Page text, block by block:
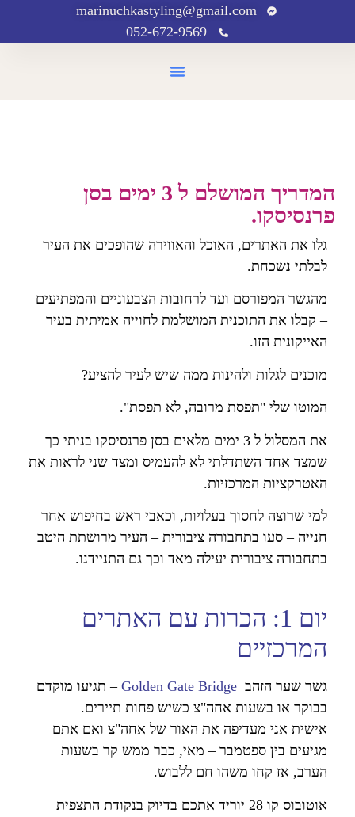
marinuchkastyling@gmail.com
052-672-9569
המדריך המושלם ל 3 ימים בסן
פרנסיסקו.​
גלו את האתרים, האוכל והאווירה שהופכים את העיר
לבלתי נשכחת.
מהגשר המפורסם ועד לרחובות הצבעוניים והמפתיעים
– קבלו את התוכנית המושלמת לחוייה אמיתית בעיר
האייקונית הזו.
מוכנים לגלות ולהינות ממה שיש לעיר להציע?
המוטו שלי "תפסת מרובה, לא תפסת".
את המסלול ל 3 ימים מלאים בסן פרנסיסקו בניתי כך
שמצד אחד השתדלתי לא להעמיס ומצד שני לראות את
האטרקציות המרכזיות.
למי שרוצה לחסוך בעלויות, וכאבי ראש בחיפוש אחר
חנייה – סעו בתחבורה ציבורית – העיר מרושתת היטב
בתחבורה ציבורית יעילה מאד וכך גם התניידנו.
יום 1: הכרות עם האתרים
המרכזיים
גשר שער הזהב – Golden Gate Bridge
תגיעו מוקדם
בבוקר או בשעות אחה"צ כשיש פחות תיירים.
אישית אני מעדיפה את האור של אחה"צ ואם אתם
מגיעים בין ספטמבר – מאי, כבר ממש קר בשעות
הערב, אז קחו משהו חם ללבוש.
אוטובוס קו 28 יוריד אתכם בדיוק בנקודת התצפית